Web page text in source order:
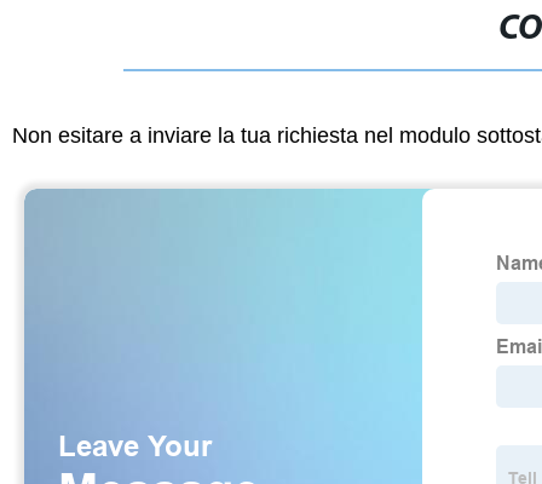
Non esitare a inviare la tua richiesta nel modulo